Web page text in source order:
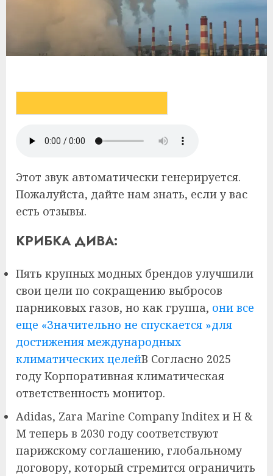
4 МИН
Этот звук автоматически генерируется.
Пожалуйста, дайте нам знать, если у вас
есть отзывы.
КРИБКА ДИВА:
Пять крупных модных брендов улучшили
свои цели по сокращению выбросов
парниковых газов, но как группа, они все
еще «Значительно не спускается »для
достижения международных
климатических целейВ Согласно 2025
году Корпоративная климатическая
ответственность монитор.
Adidas, Zara Marine Company Inditex и H &
M теперь в 2030 году соответствуют
парижскому соглашению, глобальному
договору, который стремится ограничить